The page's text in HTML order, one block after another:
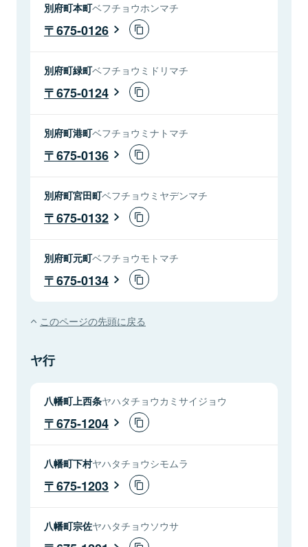
別府町本町ベフチョウホンマチ
675-0126
別府町緑町ベフチョウミドリマチ
675-0124
別府町港町ベフチョウミナトマチ
675-0136
別府町宮田町ベフチョウミヤデンマチ
675-0132
別府町元町ベフチョウモトマチ
675-0134
このページの先頭に戻る
ヤ行
八幡町上西条ヤハタチョウカミサイジョウ
675-1204
八幡町下村ヤハタチョウシモムラ
675-1203
八幡町宗佐ヤハタチョウソウサ